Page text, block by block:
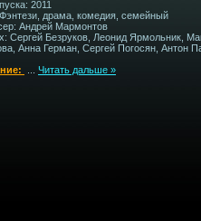
2011
драма, комедия, семейный
Андрей Мармонтов
Сергей Безруков, Леонид Ярмольник,
Анна Герман, Сергей Погосян, Антон
Читать дальше »